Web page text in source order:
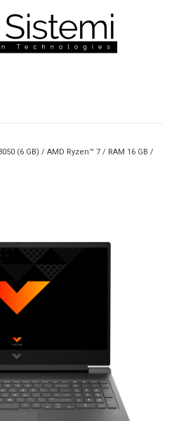
(6 GB) / AMD Ryzen™ 7 / RAM 16 GB /